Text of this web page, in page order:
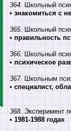
364. Школьный
• знакомиться с
365. Школьный
• правильность
366. Школьный
• психическое
367. Школьным
• специалист,
368. Эксперимент
• 1981-1988 годах